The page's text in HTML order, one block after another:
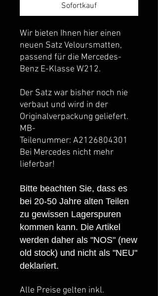
Sofortkauf
Wir bieten Ihnen hier einen
neuen Satz Veloursmatten,
passend für die Mercedes-
Benz E-Klasse W212.
Der Satz war bisher noch nie
verbaut und wird in der
Originalverpackung geliefert.
MB-
Teilenummer: A2126804301
Bei Mercedes nicht mehr
lieferbar!
Bitte beachten Sie, dass es
bei 20-50 Jahre alten Teilen
zu gewissen Lagerspuren
kommen kann. Die Artikel
werden daher als "NOS" (new
old stock) und nicht als "NEU"
deklariert.
Alle Preise gelten inkl.